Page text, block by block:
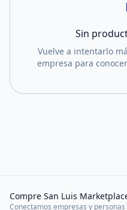
Sin
Vuelve a intentarlo
empresa para
Compre San Luis
Conectamos empresas y personas